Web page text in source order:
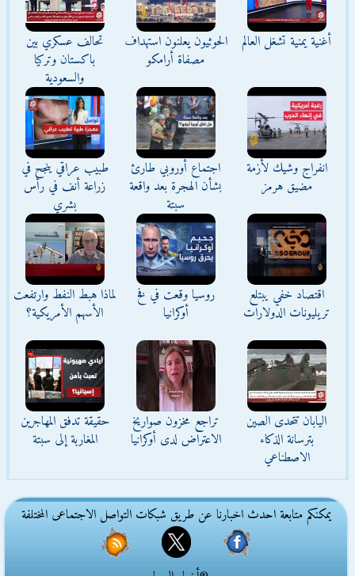
أغنية يمنية تشغل العالم
الحوثيون يعلنون استهداف
مصفاة أرامكو
تحالف عسكري بين
باكستان وتركيا
والسعودية
انفراج وشيك لأزمة
مضيق هرمز
اجتماع أوروبي طارئ
بشأن الهجرة بعد واقعة
سبتة
طبيب عراقي ينجح في
زراعة أنف في رأس
بشري
اقتصاد خفي يبتلع
تريليونات الدولارات
روسيا وقعت في فخ
أوكرانيا
لماذا هبط النفط وارتفعت
الأسهم الأمريكية؟
اليابان تتحدى الصين
بترسانة الذكاء
الاصطناعي
تراجع مخزون صواريخ
الاعتراض لدى أوكرانيا
حقيقة تدفق المهاجرين
المغاربة إلى سبتة
يمكنكم متابعة احدث اخبارنا عن طريق شبكات التواصل الاجتماعى المختلفة